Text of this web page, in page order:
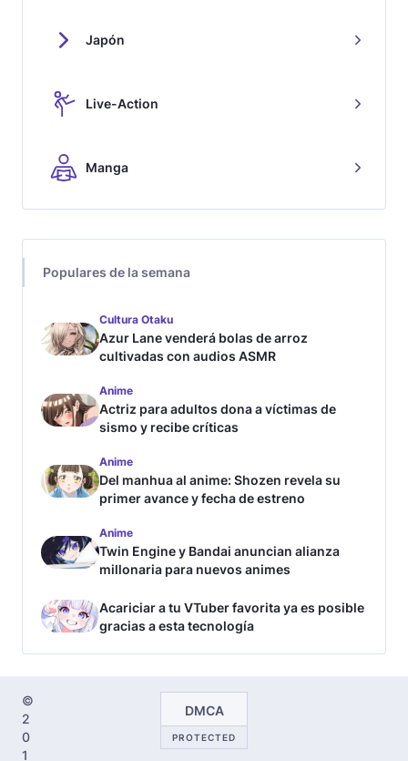
Japón
Live-Action
Manga
Populares de la semana
Cultura Otaku
Azur Lane venderá bolas de arroz
cultivadas con audios ASMR
Anime
Actriz para adultos dona a víctimas de
sismo y recibe críticas
Anime
Del manhua al anime: Shozen revela su
primer avance y fecha de estreno
Anime
Twin Engine y Bandai anuncian alianza
millonaria para nuevos animes
Acariciar a tu VTuber favorita ya es posible
gracias a esta tecnología
©
2
0
1
DMCA
PROTECTED